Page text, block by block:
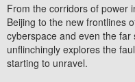
From the corridors of power
Beijing to the new frontlines
cyberspace and even the
unflinchingly explores the
starting to unravel.